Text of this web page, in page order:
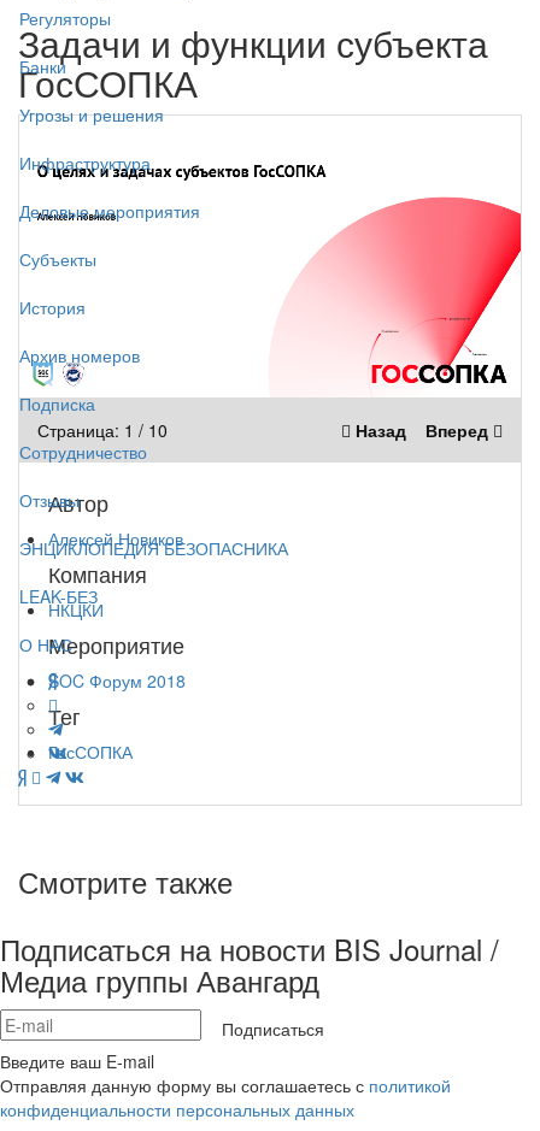
Регуляторы
Банки
Угрозы и решения
Инфраструктура
Деловые мероприятия
Субъекты
История
Архив номеров
Подписка
Сотрудничество
Отзывы
ЭНЦИКЛОПЕДИЯ БЕЗОПАСНИКА
LEAK-БЕЗ
О НАС
Задачи и функции субъекта
ГосСОПКА
Страница: 1 / 10 Вперед
Назад
Автор
Алексей Новиков
Компания
НКЦКИ
Мероприятие
SOC Форум 2018
Тег
ГосСОПКА
Смотрите также
Подписаться на новости BIS Journal /
Медиа группы Авангард
Подписаться
Введите ваш E-mail
Отправляя данную форму вы соглашаетесь с политикой
конфиденциальности персональных данных